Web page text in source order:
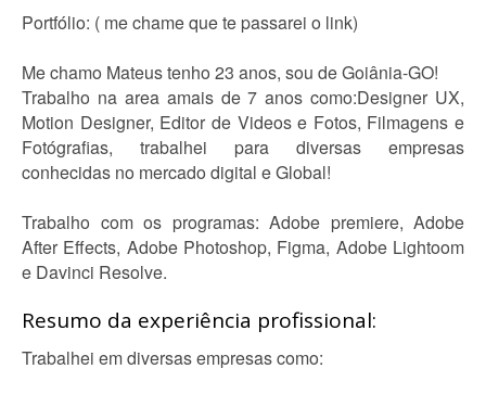
Portfólio: ( me chame que te passarei o link)
Me chamo Mateus tenho 23 anos, sou de Goiânia-GO!
Trabalho na area amais de 7 anos como:Designer UX,
Motion Designer, Editor de Videos e Fotos, Filmagens e
Fotógrafias, trabalhei para diversas empresas
conhecidas no mercado digital e Global!
Trabalho com os programas: Adobe premiere, Adobe
After Effects, Adobe Photoshop, Figma, Adobe Lightoom
e Davinci Resolve.
Resumo da experiência profissional:
Trabalhei em diversas empresas como: